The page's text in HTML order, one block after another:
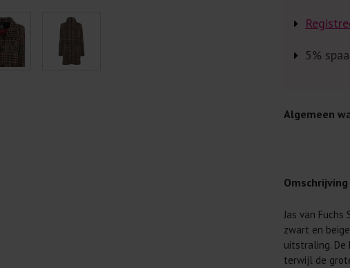
5%
Algemeen
Je wilt
Daarom
Lees altijd
Omschrijving
Jas van
zwart en
uitstraling. De
terwijl de